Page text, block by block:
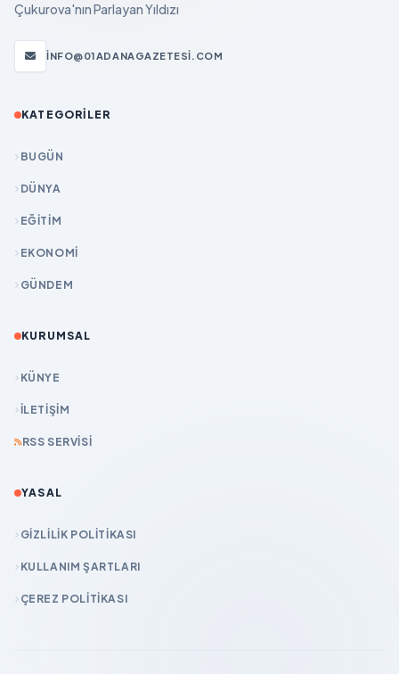
Çukurova'nın Parlayan Yıldızı
INFO@01ADANAGAZETESI.COM
KATEGORILER
BUGÜN
DÜNYA
EĞİTİM
EKONOMİ
GÜNDEM
KURUMSAL
KÜNYE
İLETIŞIM
RSS SERVISI
YASAL
GIZLILIK POLITIKASI
KULLANIM ŞARTLARI
ÇEREZ POLITIKASI